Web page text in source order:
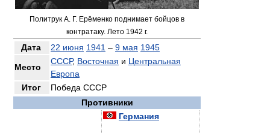
Политрук А. Г. Ерёменко поднимает бойцов в
контратаку. Лето 1942 г.
Дата 22 июня 1941 – 9 мая 1945
Место
СССР, Восточная и Центральная
Европа
Итог
Победа СССР
Противники
Германия